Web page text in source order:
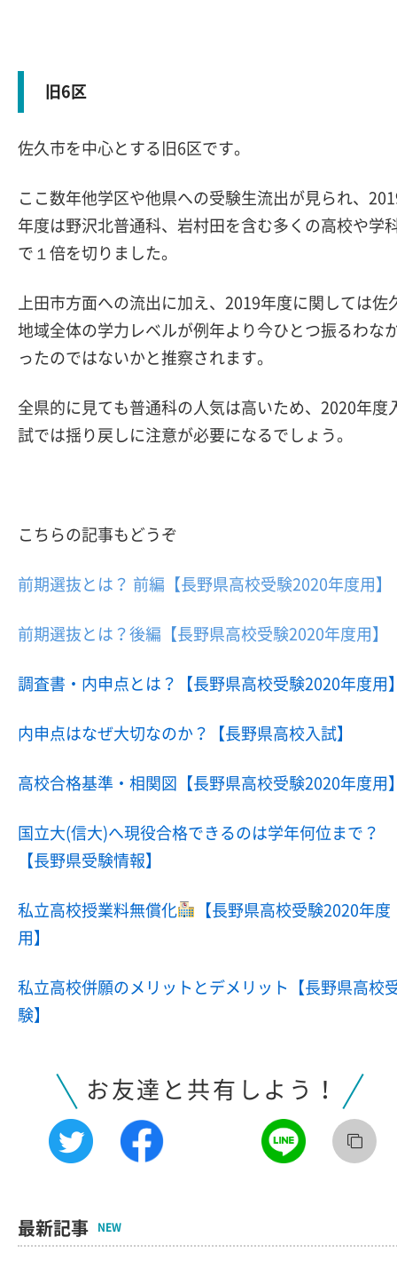
旧6区
佐久市を中心とする旧6区です。
ここ数年他学区や他県への受験生流出が見られ、
年度は野沢北普通科、岩村田を含む多くの高校や学
で１倍を切りました。
上田市方面への流出に加え、2019年度に関しては佐
地域全体の学力レベルが例年より今ひとつ振るわな
ったのではないかと推察されます。
全県的に見ても普通科の人気は高いため、2020年度
試では揺り戻しに注意が必要になるでしょう。
こちらの記事もどうぞ
前期選抜とは？ 前編【長野県高校受験2020年度用】
前期選抜とは？後編【長野県高校受験2020年度用】
調査書・内申点とは？【長野県高校受験2020年度用
内申点はなぜ大切なのか？【長野県高校入試】
高校合格基準・相関図【長野県高校受験2020年度用
国立大(信大)へ現役合格できるのは学年何位まで？
【長野県受験情報】
私立高校授業料無償化
【長野県高校受験2020年度
用】
私立高校併願のメリットとデメリット【長野県高校
験】
お友達と共有しよう！
最新記事 NEW